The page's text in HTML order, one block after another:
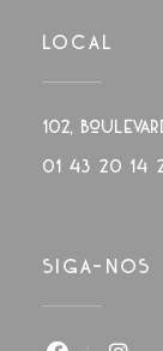
LOCAL
102,
01 43 20 14
SIGA-NOS